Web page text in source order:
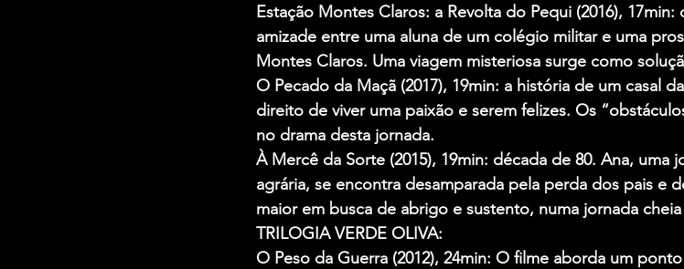
Estação Montes Claros: a Revolta do Pequi (2016),
amizade entre uma aluna de um colégio militar e uma
Montes Claros. Uma viagem misteriosa surge como
O Pecado da Maçã (2017), 19min: a história de um casal
direito de viver uma paixão e serem felizes. Os
no drama desta jornada.
À Mercê da Sorte (2015), 19min: década de 80. Ana, uma
agrária, se encontra desamparada pela perda dos pais e
maior em busca de abrigo e sustento, numa jornada
TRILOGIA VERDE OLIVA:
O Peso da Guerra (2012), 24min: O filme aborda um